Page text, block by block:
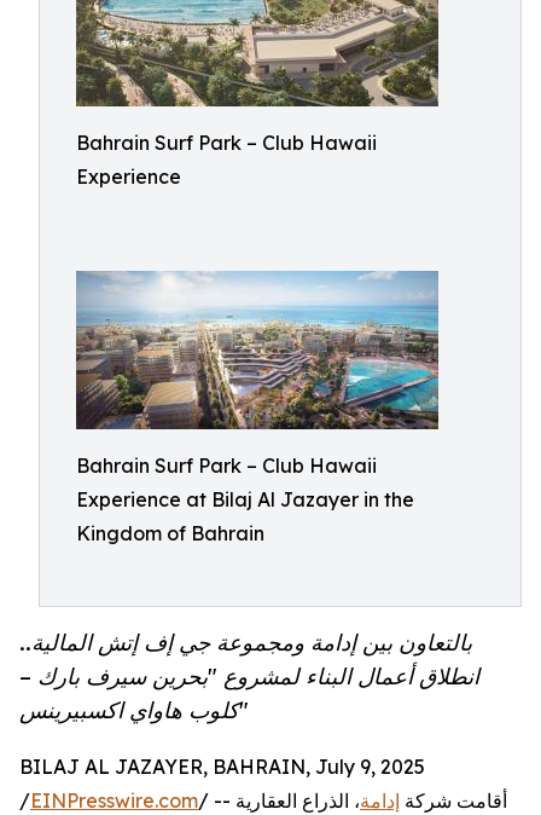
Bahrain Surf Park – Club Hawaii
Experience
Bahrain Surf Park – Club Hawaii
Experience at Bilaj Al Jazayer in the
Kingdom of Bahrain
بالتعاون بين إدامة ومجموعة جي إف إتش المالية..
انطلاق أعمال البناء لمشروع "بحرين سيرف بارك –
كلوب هاواي اكسبيرينس"
BILAJ AL JAZAYER, BAHRAIN, July 9, 2025
/EINPresswire.com / -- أقامت شركة إدامة، الذراع العقارية